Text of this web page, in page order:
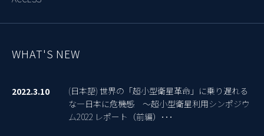
WHAT'S NEW
2022.3.10
(日本語) 世界の「超小型衛星革命」に乗り遅れる
な―日本に危機感 ～超小型衛星利用シンポジウ
ム2022 レポート（前編）･･･